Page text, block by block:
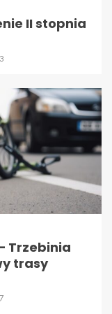
II stopnia
Trzebinia
trasy